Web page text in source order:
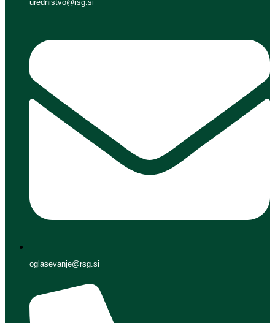
urednistvo@rsg.si
oglasevanje@rsg.si